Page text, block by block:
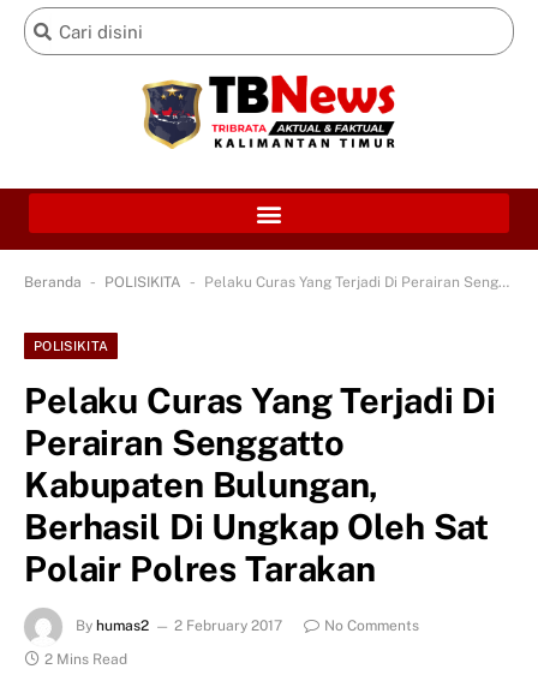
Beranda - POLISIKITA - Pelaku Curas Yang Terjadi Di Perairan Senggatto Kabupaten Bulungan, Berhasil Di Ungkap Oleh Sat Polair Polres Tarakan
POLISIKITA
Pelaku Curas Yang Terjadi Di
Perairan Senggatto
Kabupaten Bulungan,
Berhasil Di Ungkap Oleh Sat
Polair Polres Tarakan
By humas2 2 February 2017
No Comments
2 Mins Read